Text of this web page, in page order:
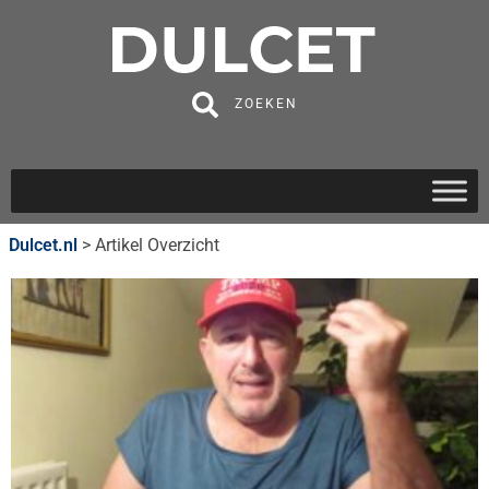
ZOEKEN
Dulcet.nl > Artikel Overzicht